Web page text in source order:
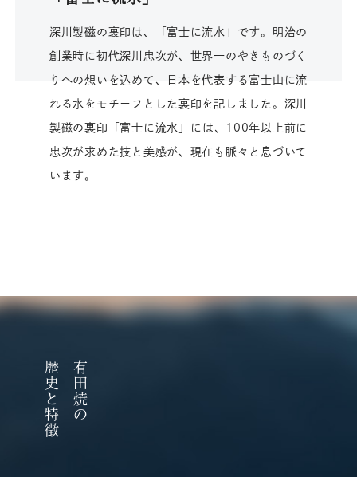
深川製磁の裏印は、「富士に流水」です。明治の
創業時に初代深川忠次が、世界一のやきものづく
りへの想いを込めて、日本を代表する富士山に流
れる水をモチーフとした裏印を記しました。深川
製磁の裏印「富士に流水」には、100年以上前に
忠次が求めた技と美感が、現在も脈々と息づいて
います。
有田焼の
歴史と特徴